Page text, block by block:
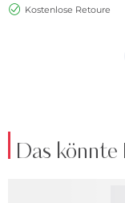
Kostenlose Retoure
Das könnte